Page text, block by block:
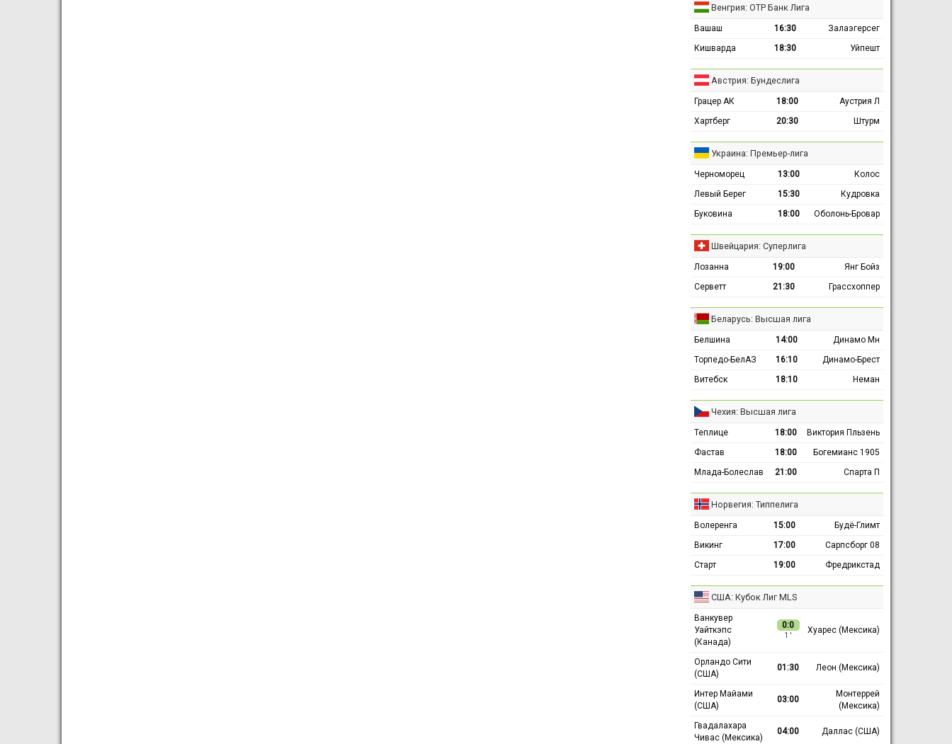
Венгрия: ОТР Банк Лига
Вашаш 16:30
Залаэгерсег
Кишварда
18:30 Уйпешт
Австрия: Бундеслига
Грацер АК 18:00
Аустрия Л
Хартберг
20:30 Штурм
Украина: Премьер-лига
Черноморец 13:00
Колос
Левый Берег
15:30
Кудровка
Буковина
18:00 Оболонь-Бровар
Швейцария: Суперлига
Лозанна 19:00
Янг Бойз
Серветт
21:30 Грассхоппер
Беларусь: Высшая лига
Белшина 14:00
Динамо Мн
Торпедо-БелАЗ
16:10
Динамо-Брест
Витебск
18:10 Неман
Чехия: Высшая лига
Теплице 18:00
Виктория Пльзень
Фастав
18:00
Богемианс 1905
Млада-Болеслав
21:00 Спарта П
Норвегия: Типпелига
Волеренга 15:00
Будё-Глимт
Викинг
17:00
Сарпсборг 08
Старт
19:00 Фредрикстад
США: Кубок Лиг MLS
Ванкувер
Уайткэпс
(Канада)
0:0
1 ′
Хуарес (Мексика)
Орландо Сити
(США)
01:30 Леон (Мексика)
Интер Майами
(США)
03:00
Монтеррей
(Мексика)
Гвадалахара
Чивас (Мексика)
04:00 Даллас (США)